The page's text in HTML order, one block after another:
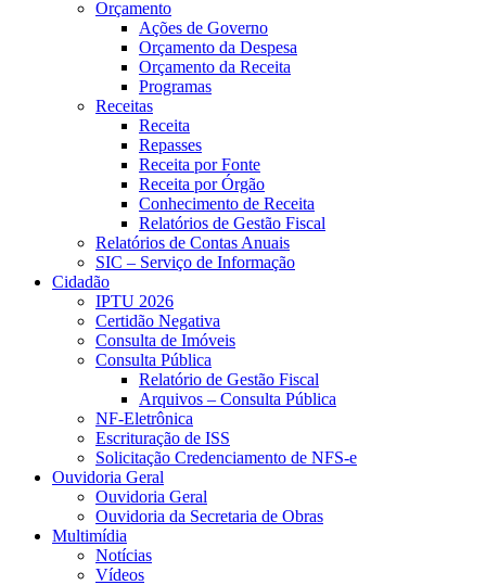
Orçamento
Ações de Governo
Orçamento da Despesa
Orçamento da Receita
Programas
Receitas
Receita
Repasses
Receita por Fonte
Receita por Órgão
Conhecimento de Receita
Relatórios de Gestão Fiscal
Relatórios de Contas Anuais
SIC – Serviço de Informação
Cidadão
IPTU 2026
Certidão Negativa
Consulta de Imóveis
Consulta Pública
Relatório de Gestão Fiscal
Arquivos – Consulta Pública
NF-Eletrônica
Escrituração de ISS
Solicitação Credenciamento de NFS-e
Ouvidoria Geral
Ouvidoria Geral
Ouvidoria da Secretaria de Obras
Multimídia
Notícias
Vídeos